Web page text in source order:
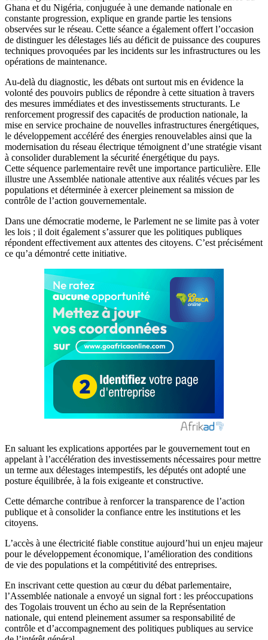
Ghana et du Nigéria, conjuguée à une demande nationale en
constante progression, explique en grande partie les tensions
observées sur le réseau. Cette séance a également offert l’occasion
de distinguer les délestages liés au déficit de puissance des coupures
techniques provoquées par les incidents sur les infrastructures ou les
opérations de maintenance.
Au-delà du diagnostic, les débats ont surtout mis en évidence la
volonté des pouvoirs publics de répondre à cette situation à travers
des mesures immédiates et des investissements structurants. Le
renforcement progressif des capacités de production nationale, la
mise en service prochaine de nouvelles infrastructures énergétiques,
le développement accéléré des énergies renouvelables ainsi que la
modernisation du réseau électrique témoignent d’une stratégie visant
à consolider durablement la sécurité énergétique du pays.
Cette séquence parlementaire revêt une importance particulière. Elle
illustre une Assemblée nationale attentive aux réalités vécues par les
populations et déterminée à exercer pleinement sa mission de
contrôle de l’action gouvernementale.
Dans une démocratie moderne, le Parlement ne se limite pas à voter
les lois ; il doit également s’assurer que les politiques publiques
répondent effectivement aux attentes des citoyens. C’est précisément
ce qu’a démontré cette initiative.
En saluant les explications apportées par le gouvernement tout en
appelant à l’accélération des investissements nécessaires pour mettre
un terme aux délestages intempestifs, les députés ont adopté une
posture équilibrée, à la fois exigeante et constructive.
Cette démarche contribue à renforcer la transparence de l’action
publique et à consolider la confiance entre les institutions et les
citoyens.
L’accès à une électricité fiable constitue aujourd’hui un enjeu majeur
pour le développement économique, l’amélioration des conditions
de vie des populations et la compétitivité des entreprises.
En inscrivant cette question au cœur du débat parlementaire,
l’Assemblée nationale a envoyé un signal fort : les préoccupations
des Togolais trouvent un écho au sein de la Représentation
nationale, qui entend pleinement assumer sa responsabilité de
contrôle et d’accompagnement des politiques publiques au service